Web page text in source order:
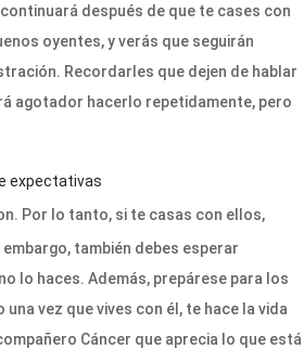
después de que te cases con
oyentes, y verás que seguirán
Recordarles que dejen de hablar
agotador hacerlo repetidamente, pero
expectativas
Por lo tanto, si te casas con ellos,
también debes esperar
lo haces. Además, prepárese para los
vez que vives con él, te hace la vida
Cáncer que aprecia lo que está